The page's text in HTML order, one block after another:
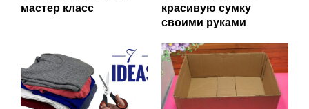
мастер класс
красивую сумку
своими руками